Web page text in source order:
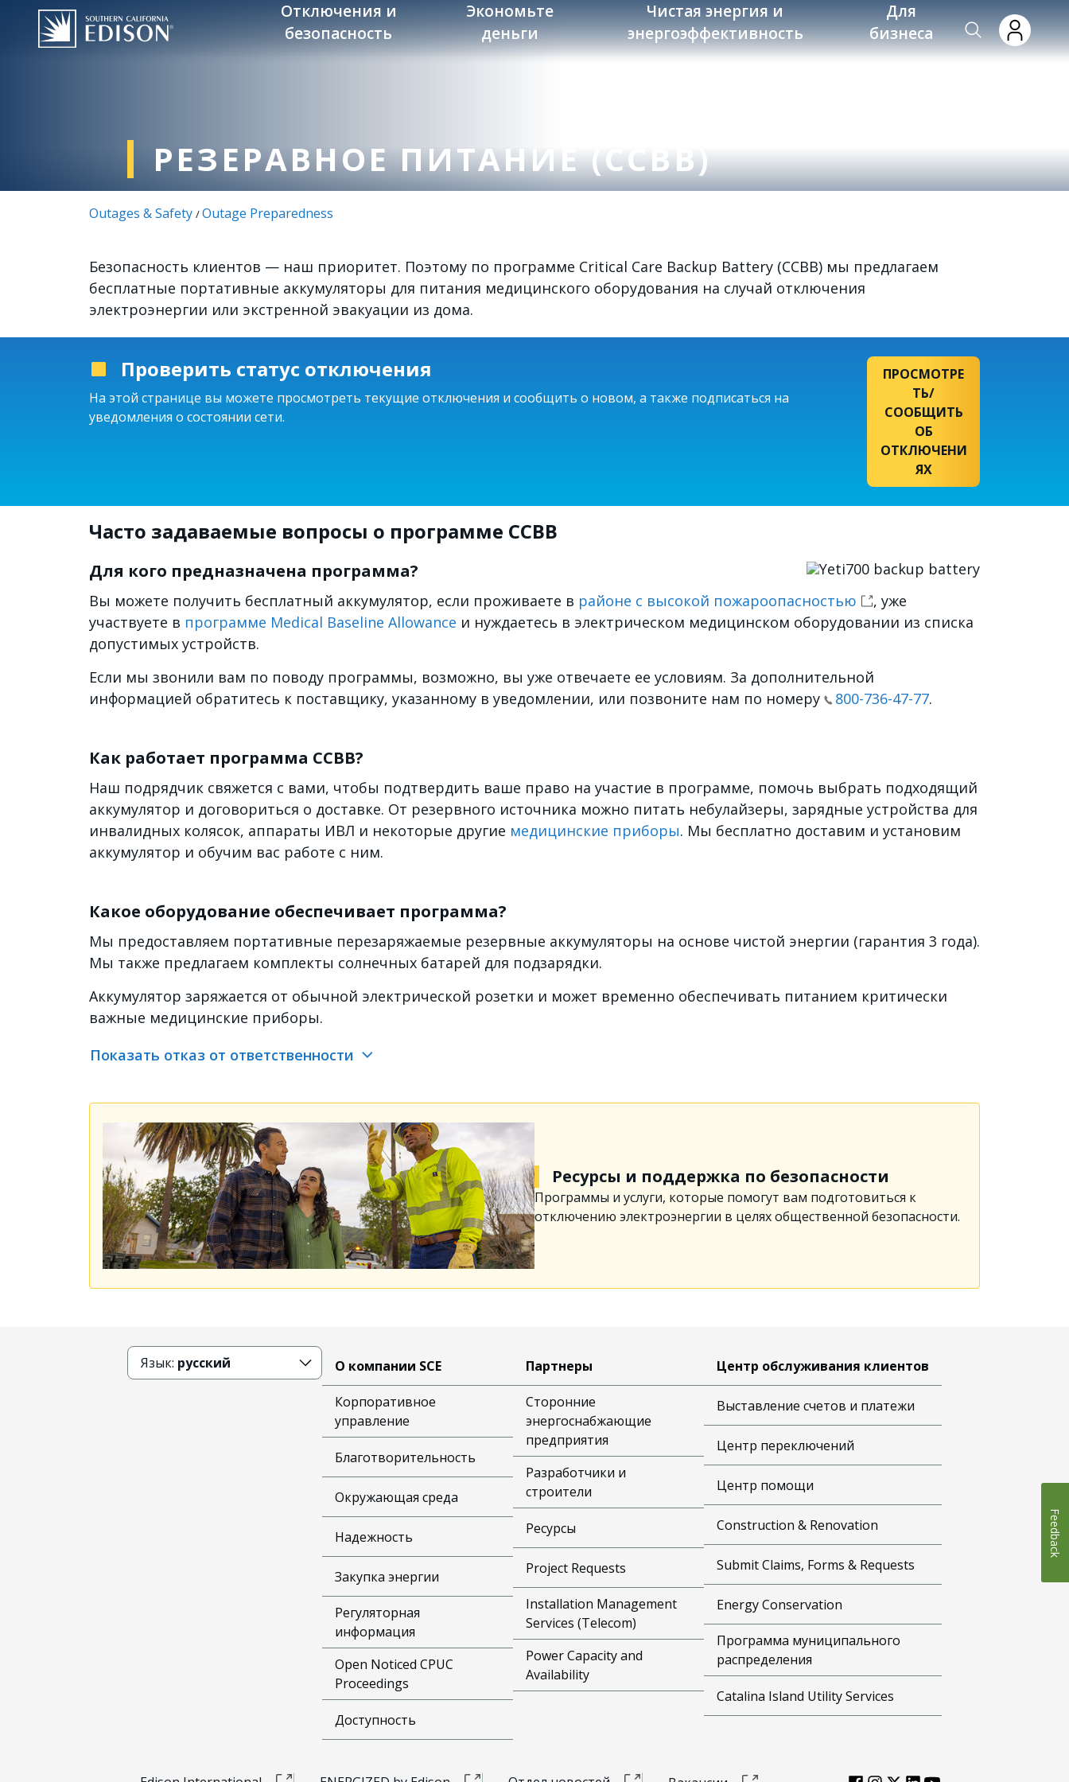
Skip to main content
Отключения и
безопасность
Экономьте
деньги
Чистая энергия и
энергоэффективность
Для
бизнеса
РЕЗЕРАВНОЕ ПИТАНИЕ (CCBB)
Outages & Safety /Outage Preparedness
Безопасность клиентов — наш приоритет. Поэтому по программе Critical Care Backup Battery (CCBB) мы предлагаем
бесплатные портативные аккумуляторы для питания медицинского оборудования на случай отключения
электроэнергии или экстренной эвакуации из дома.
Проверить статус отключения
На этой странице вы можете просмотреть текущие отключения и сообщить о новом, а также подписаться на
уведомления о состоянии сети.
ПРОСМОТРЕ
ТЬ/
СООБЩИТЬ
ОБ
ОТКЛЮЧЕНИ
ЯХ
Часто задаваемые вопросы о программе CCBB
Изображение
Для кого предназначена программа?
Вы можете получить бесплатный аккумулятор, если проживаете в районе с высокой пожароопасностью
, уже
участвуете в программе Medical Baseline Allowance и нуждаетесь в электрическом медицинском оборудовании из списка
допустимых устройств.
Если мы звонили вам по поводу программы, возможно, вы уже отвечаете ее условиям. За дополнительной
информацией обратитесь к поставщику, указанному в уведомлении, или позвоните нам по номеру
800-736-47-77.
Как работает программа CCBB?
Наш подрядчик свяжется с вами, чтобы подтвердить ваше право на участие в программе, помочь выбрать подходящий
аккумулятор и договориться о доставке. От резервного источника можно питать небулайзеры, зарядные устройства для
инвалидных колясок, аппараты ИВЛ и некоторые другие медицинские приборы. Мы бесплатно доставим и установим
аккумулятор и обучим вас работе с ним.
Какое оборудование обеспечивает программа?
Мы предоставляем портативные перезаряжаемые резервные аккумуляторы на основе чистой энергии (гарантия 3 года).
Мы также предлагаем комплекты солнечных батарей для подзарядки.
Аккумулятор заряжается от обычной электрической розетки и может временно обеспечивать питанием критически
важные медицинские приборы.
Показать отказ от ответственности
Ресурсы и поддержка по безопасности
Программы и услуги, которые помогут вам подготовиться к
отключению электроэнергии в целях общественной безопасности.
Язык: русский О компании SCE
Корпоративное
управление
Благотворительность
Окружающая среда
Надежность
Закупка энергии
Регуляторная
информация
Open Noticed CPUC
Proceedings
Доступность
Партнеры
Сторонние
энергоснабжающие
предприятия
Разработчики и
строители
Ресурсы
Project Requests
Installation Management
Services (Telecom)
Power Capacity and
Availability
Центр обслуживания клиентов
Выставление счетов и платежи
Центр переключений
Центр помощи
Construction & Renovation
Submit Claims, Forms & Requests
Energy Conservation
Программа муниципального
распределения
Catalina Island Utility Services
Feedback